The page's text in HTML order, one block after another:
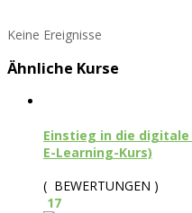
Keine Ereignisse
Ähnliche Kurse
Einstieg in die
E-Learning-Kurs)
( BEWERTUNGEN )
17